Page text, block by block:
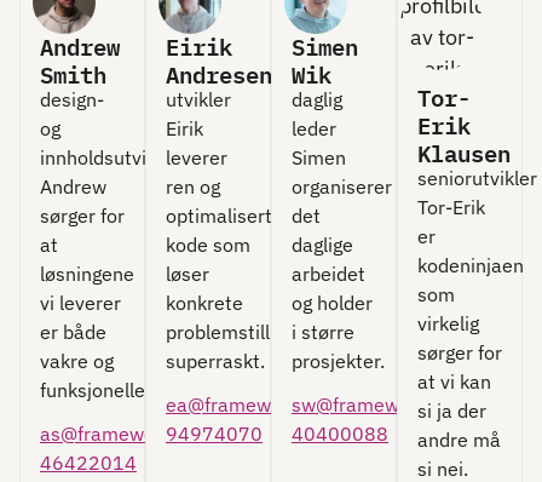
Andrew
Smith
design-
og
innholdsutvikler
Andrew
sørger for
at
løsningene
vi leverer
er både
vakre og
funksjonelle.
as@frameworks.no
46422014
Eirik
Andresen
utvikler
Eirik
leverer
ren og
optimalisert
kode som
løser
konkrete
problemstillinger
superraskt.
ea@frameworks.no
94974070
Simen
Wik
daglig
leder
Simen
organiserer
det
daglige
arbeidet
og holder
i større
prosjekter.
sw@frameworks.no
40400088
Tor-
Erik
Klausen
seniorutvikler
Tor-Erik
er
kodeninjaen
som
virkelig
sørger for
at vi kan
si ja der
andre må
si nei.